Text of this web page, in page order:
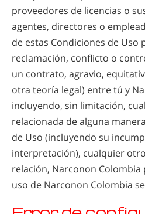
proveedores de licencias o
agentes, directores o
de estas Condiciones de
reclamación, conflicto o
un contrato, agravio,
otra teoría legal) entre tú y
incluyendo, sin limitación,
relacionada de alguna
de Uso (incluyendo su
interpretación), cualquier
relación, Narconon
uso de Narconon Colombia